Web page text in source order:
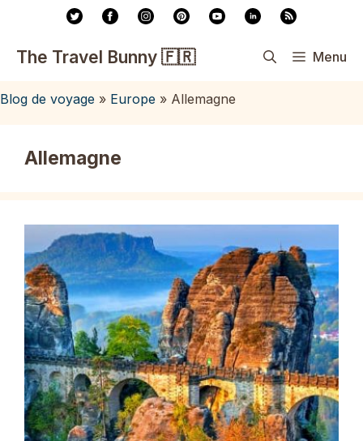
contenu
The Travel Bunny 🇫🇷 Menu
Blog de voyage » Europe » Allemagne
Allemagne